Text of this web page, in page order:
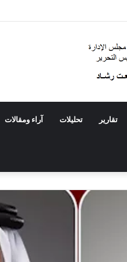
تقارير تحليلات آراء ومقالات